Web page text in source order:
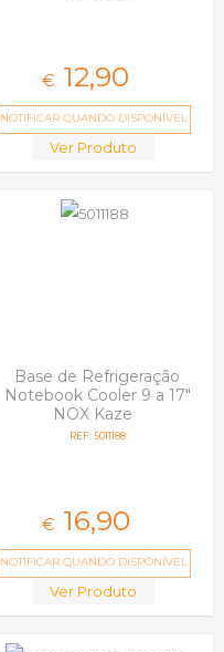
€ 12,90
NOTIFICAR QUANDO DISPONÍVEL
Ver Produto
Base de Refrigeração
Notebook Cooler 9 a 17"
NOX Kaze
REF: 5011188
€ 16,90
NOTIFICAR QUANDO DISPONÍVEL
Ver Produto